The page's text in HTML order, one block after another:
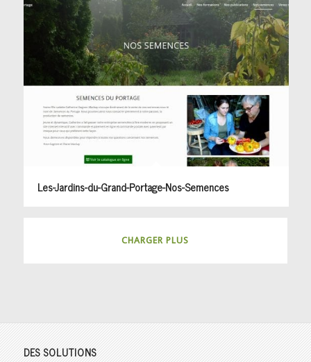
Les-Jardins-du-Grand-Portage-Nos-Semences
CHARGER PLUS
DES SOLUTIONS